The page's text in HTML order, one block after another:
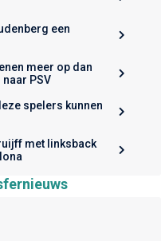
een
meer op dan
PSV
spelers kunnen
met linksback